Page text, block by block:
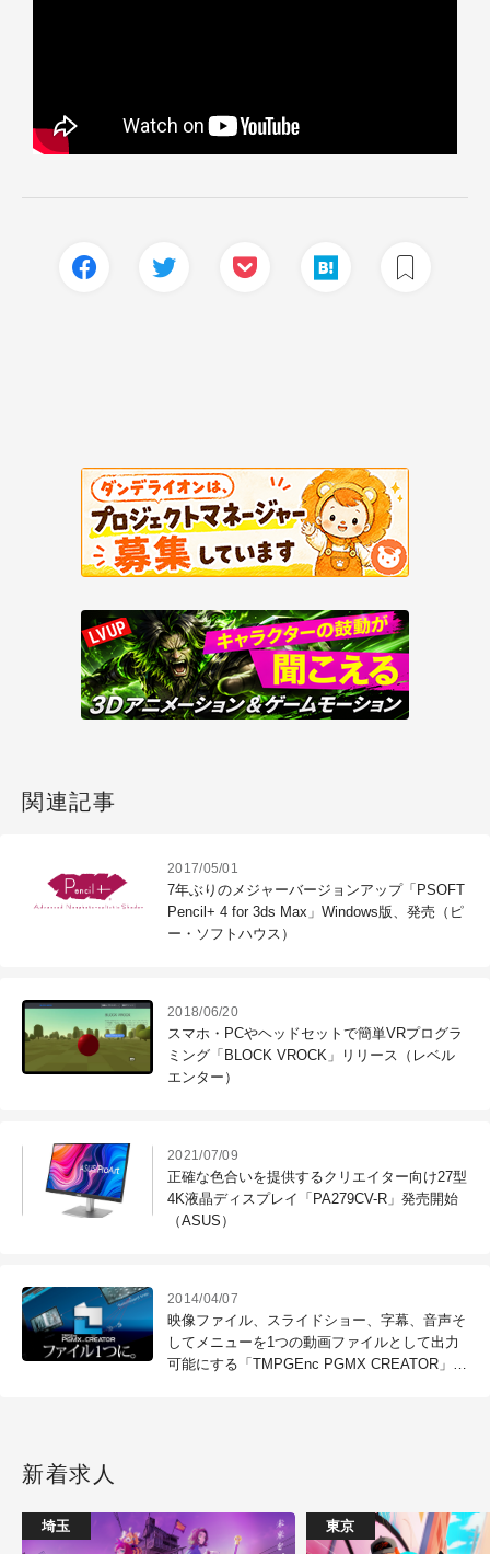
関連記事
2017/05/01
7年ぶりのメジャーバージョンアップ「PSOFT
Pencil+ 4 for 3ds Max」Windows版、発売（ピ
ー・ソフトハウス）
2018/06/20
スマホ・PCやヘッドセットで簡単VRプログラ
ミング「BLOCK VROCK」リリース（レベル
エンター）
2021/07/09
正確な色合いを提供するクリエイター向け27型
4K液晶ディスプレイ「PA279CV-R」発売開始
（ASUS）
2014/04/07
映像ファイル、スライドショー、字幕、音声そ
してメニューを1つの動画ファイルとして出力
可能にする「TMPGEnc PGMX CREATOR」発
新着求人
埼玉 東京